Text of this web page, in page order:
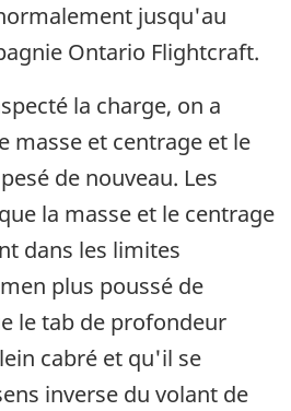
jusqu'au
Ontario Flightcraft.
la charge, on a
masse et centrage et le
de nouveau. Les
la masse et le centrage
dans les limites
plus poussé de
le tab de profondeur
cabré et qu'il se
inverse du volant de